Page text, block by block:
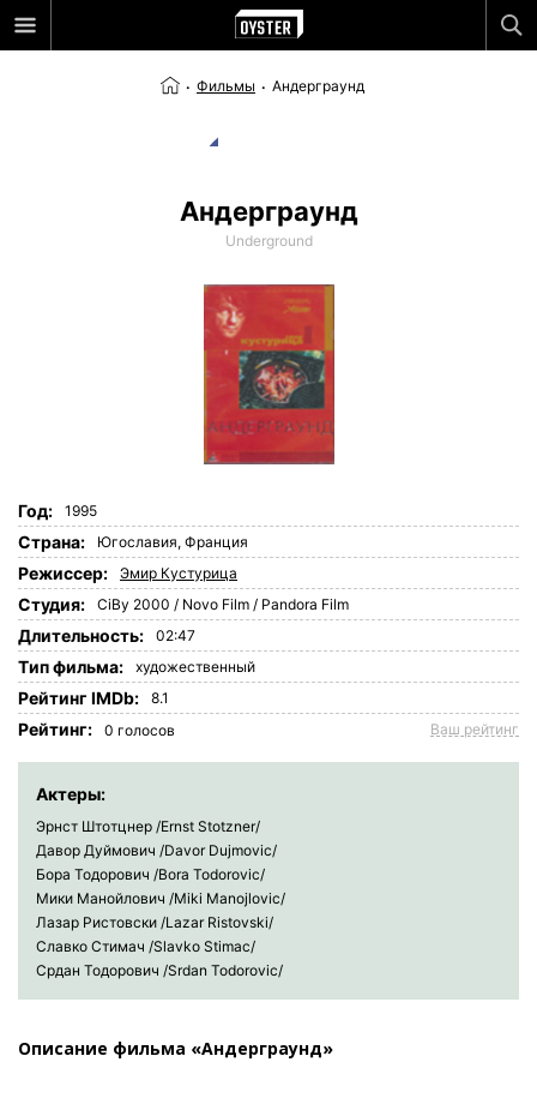
Фильмы Андерграунд
Андерграунд
Underground
Год: 1995
Страна: Югославия, Франция
Режиссер: Эмир Кустурица
Студия: CiBy 2000 / Novo Film / Pandora Film
Длительность: 02:47
Tип фильма: художественный
Рейтинг IMDb: 8.1
Рейтинг: 0 голосов Ваш рейтинг
Актеры:
Эрнст Штотцнер /Ernst Stotzner/
Давор Дуймович /Davor Dujmovic/
Бора Тодорович /Bora Todorovic/
Мики Манойлович /Miki Manojlovic/
Лазар Ристовски /Lazar Ristovski/
Славко Стимач /Slavko Stimac/
Срдан Тодорович /Srdan Todorovic/
Описание фильма «Андерграунд»